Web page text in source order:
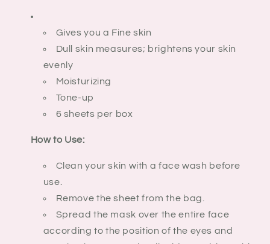
6
片
Gives you a Fine skin
Dull skin measures; brightens your skin
evenly
Moisturizing
Tone-up
6 sheets per box
How to Use:
Clean your skin with a face wash before
use.
Remove the sheet from the bag.
Spread the mask over the entire face
according to the position of the eyes and